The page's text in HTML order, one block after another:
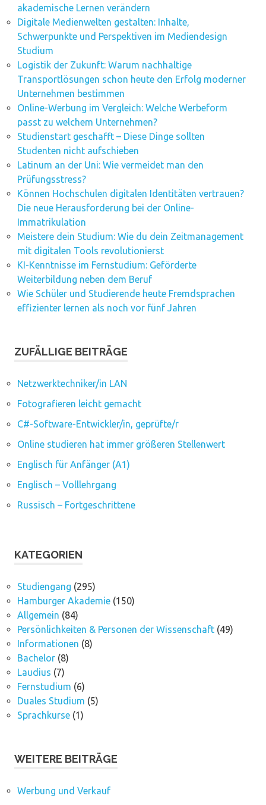
akademische Lernen verändern
Digitale Medienwelten gestalten: Inhalte,
Schwerpunkte und Perspektiven im Mediendesign
Studium
Logistik der Zukunft: Warum nachhaltige
Transportlösungen schon heute den Erfolg moderner
Unternehmen bestimmen
Online-Werbung im Vergleich: Welche Werbeform
passt zu welchem Unternehmen?
Studienstart geschafft – Diese Dinge sollten
Studenten nicht aufschieben
Latinum an der Uni: Wie vermeidet man den
Prüfungsstress?
Können Hochschulen digitalen Identitäten vertrauen?
Die neue Herausforderung bei der Online-
Immatrikulation
Meistere dein Studium: Wie du dein Zeitmanagement
mit digitalen Tools revolutionierst
KI-Kenntnisse im Fernstudium: Geförderte
Weiterbildung neben dem Beruf
Wie Schüler und Studierende heute Fremdsprachen
effizienter lernen als noch vor fünf Jahren
ZUFÄLLIGE BEITRÄGE
Netzwerktechniker/in LAN
Fotografieren leicht gemacht
C#-Software-Entwickler/in, geprüfte/r
Online studieren hat immer größeren Stellenwert
Englisch für Anfänger (A1)
Englisch – Volllehrgang
Russisch – Fortgeschrittene
KATEGORIEN
Studiengang (295)
Hamburger Akademie(150)
Allgemein (84)
Persönlichkeiten & Personen der Wissenschaft(49)
Informationen (8)
Bachelor(8)
Laudius (7)
Fernstudium (6)
Duales Studium (5)
Sprachkurse(1)
WEITERE BEITRÄGE
Werbung und Verkauf